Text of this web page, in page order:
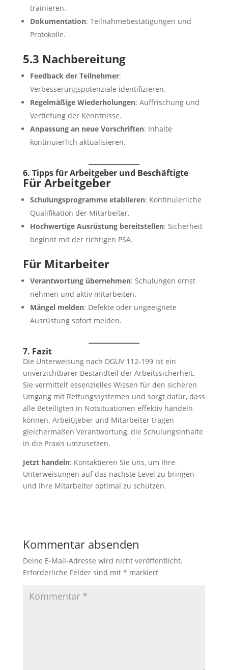
trainieren.
Dokumentation: Teilnahmebestätigungen und
Protokolle.
5.3 Nachbereitung
Feedback der Teilnehmer:
Verbesserungspotenziale identifizieren.
Regelmäßige Wiederholungen: Auffrischung und
Vertiefung der Kenntnisse.
Anpassung an neue Vorschriften: Inhalte
kontinuierlich aktualisieren.
6. Tipps für Arbeitgeber und Beschäftigte
Für Arbeitgeber
Schulungsprogramme etablieren: Kontinuierliche
Qualifikation der Mitarbeiter.
Hochwertige Ausrüstung bereitstellen: Sicherheit
beginnt mit der richtigen PSA.
Für Mitarbeiter
Verantwortung übernehmen: Schulungen ernst
nehmen und aktiv mitarbeiten.
Mängel melden: Defekte oder ungeeignete
Ausrüstung sofort melden.
7. Fazit
Die Unterweisung nach DGUV 112-199 ist ein
unverzichtbarer Bestandteil der Arbeitssicherheit.
Sie vermittelt essenzielles Wissen für den sicheren
Umgang mit Rettungssystemen und sorgt dafür, dass
alle Beteiligten in Notsituationen effektiv handeln
können. Arbeitgeber und Mitarbeiter tragen
gleichermaßen Verantwortung, die Schulungsinhalte
in die Praxis umzusetzen.
Jetzt handeln: Kontaktieren Sie uns, um Ihre
Unterweisungen auf das nächste Level zu bringen
und Ihre Mitarbeiter optimal zu schützen.
Kommentar absenden
Deine E-Mail-Adresse wird nicht veröffentlicht.
Erforderliche Felder sind mit * markiert